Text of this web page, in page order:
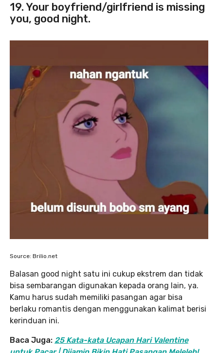
19. Your boyfriend/girlfriend is missing
you, good night.
Source: Brilio.net
Balasan good night satu ini cukup ekstrem dan tidak
bisa sembarangan digunakan kepada orang lain, ya.
Kamu harus sudah memiliki pasangan agar bisa
berlaku romantis dengan menggunakan kalimat berisi
kerinduan ini.
Baca Juga: 25 Kata-kata Ucapan Hari Valentine